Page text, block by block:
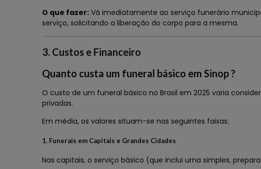
O que fazer: Vá imediatamente ao serviço funerário
serviço, solicitando a liberação do corpo para a mesma.
3. Custos e Financeiro
Quanto custa um funeral básico em Sinop ?
O custo de um funeral básico no Brasil em 2025 varia
privadas.
Em média, os valores situam-se nas seguintes faixas:
1. Funerais em Capitais e Grandes Cidades
Nas capitais, o serviço básico (que inclui urna simples,